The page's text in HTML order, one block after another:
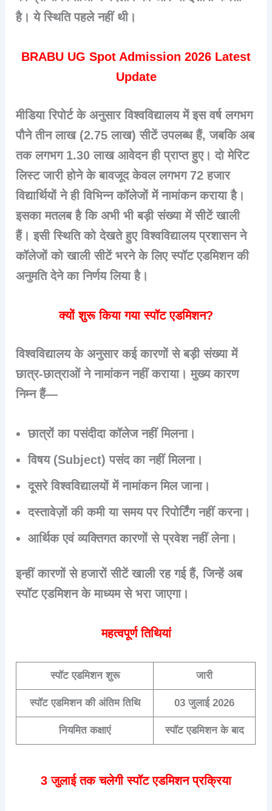
है। ये स्थिति पहले नहीं थी।
BRABU UG Spot Admission 2026 Latest
Update
मीडिया रिपोर्ट के अनुसार विश्वविद्यालय में इस वर्ष लगभग
पौने तीन लाख (2.75 लाख) सीटें उपलब्ध हैं, जबकि अब
तक लगभग 1.30 लाख आवेदन ही प्राप्त हुए। दो मेरिट
लिस्ट जारी होने के बावजूद केवल लगभग 72 हजार
विद्यार्थियों ने ही विभिन्न कॉलेजों में नामांकन कराया है।
इसका मतलब है कि अभी भी बड़ी संख्या में सीटें खाली
हैं। इसी स्थिति को देखते हुए विश्वविद्यालय प्रशासन ने
कॉलेजों को खाली सीटें भरने के लिए स्पॉट एडमिशन की
अनुमति देने का निर्णय लिया है।
क्यों शुरू किया गया स्पॉट एडमिशन?
विश्वविद्यालय के अनुसार कई कारणों से बड़ी संख्या में
छात्र-छात्राओं ने नामांकन नहीं कराया। मुख्य कारण
निम्न हैं—
छात्रों का पसंदीदा कॉलेज नहीं मिलना।
विषय (Subject) पसंद का नहीं मिलना।
दूसरे विश्वविद्यालयों में नामांकन मिल जाना।
दस्तावेज़ों की कमी या समय पर रिपोर्टिंग नहीं करना।
आर्थिक एवं व्यक्तिगत कारणों से प्रवेश नहीं लेना।
इन्हीं कारणों से हजारों सीटें खाली रह गई हैं, जिन्हें अब
स्पॉट एडमिशन के माध्यम से भरा जाएगा।
महत्वपूर्ण तिथियां
स्पॉट एडमिशन शुरू जारी
स्पॉट एडमिशन की अंतिम तिथि 03 जुलाई 2026
नियमित कक्षाएं स्पॉट एडमिशन के बाद
3 जुलाई तक चलेगी स्पॉट एडमिशन प्रक्रिया